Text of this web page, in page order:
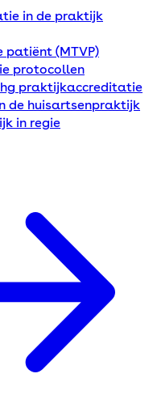
in de praktijk
patiënt (MTVP)
protocollen
praktijkaccreditatie
de huisartsenpraktijk
in regie